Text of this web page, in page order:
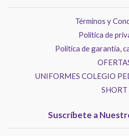
Términos y
Politica de
Política de garantía,
UNIFORMES COLEGIO
SHORT
Suscríbete a